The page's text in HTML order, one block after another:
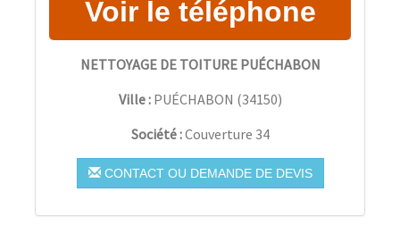
NETTOYAGE DE TOITURE PUÉCHABON
Ville : PUÉCHABON (34150)
Société :Couverture 34
CONTACT OU DEMANDE DE DEVIS